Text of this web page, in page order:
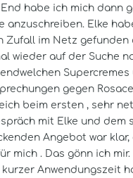
habe ich mich dann
anzuschreiben. Elke
Zufall im Netz gefunden
wieder auf der Suche
Supercremes
gegen
beim ersten , sehr
mit Elke und dem
Angebot war klar,
mich . Das gönn ich mir.
kurzer Anwendungszeit